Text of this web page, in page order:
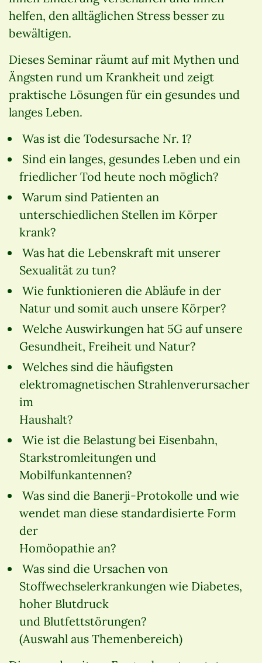
helfen, den alltäglichen Stress besser zu
bewältigen.
Dieses Seminar räumt auf mit Mythen und
Ängsten rund um Krankheit und zeigt
praktische Lösungen für ein gesundes und
langes Leben.
Was ist die Todesursache Nr. 1?
Sind ein langes, gesundes Leben und ein
friedlicher Tod heute noch möglich?
Warum sind Patienten an
unterschiedlichen Stellen im Körper
krank?
Was hat die Lebenskraft mit unserer
Sexualität zu tun?
Wie funktionieren die Abläufe in der
Natur und somit auch unsere Körper?
Welche Auswirkungen hat 5G auf unsere
Gesundheit, Freiheit und Natur?
Welches sind die häufigsten
elektromagnetischen Strahlenverursacher
im
Haushalt?
Wie ist die Belastung bei Eisenbahn,
Starkstromleitungen und
Mobilfunkantennen?
Was sind die Banerji-Protokolle und wie
wendet man diese standardisierte Form
der
Homöopathie an?
Was sind die Ursachen von
Stoffwechselerkrankungen wie Diabetes,
hoher Blutdruck
und Blutfettstörungen?
(Auswahl aus Themenbereich)